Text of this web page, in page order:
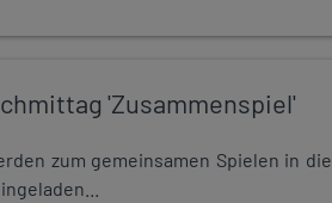
'Zusammenspiel'
zum gemeinsamen Spielen in die